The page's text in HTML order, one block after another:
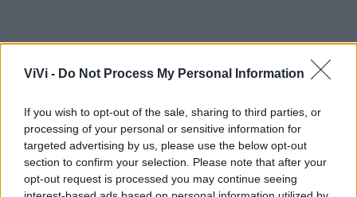
ViVi - Do Not Process My Personal Information
If you wish to opt-out of the sale, sharing to third parties, or
processing of your personal or sensitive information for
targeted advertising by us, please use the below opt-out
section to confirm your selection. Please note that after your
opt-out request is processed you may continue seeing
Mondo CIA